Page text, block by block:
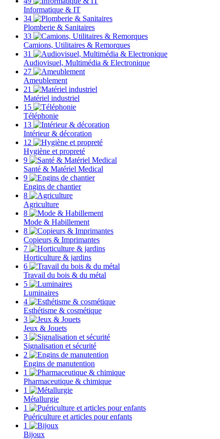
Informatique & IT
34
Plomberie & Sanitaires
33
Camions, Utilitaires & Remorques
31
Audiovisuel, Multimédia & Electronique
27
Ameublement
21
Matériel industriel
15
Téléphonie
13
Intérieur & décoration
12
Hygiène et propreté
9
Santé & Matériel Medical
9
Engins de chantier
8
Agriculture
8
Mode & Habillement
8
Copieurs & Imprimantes
7
Horticulture & jardins
6
Travail du bois & du métal
5
Luminaires
4
Esthétisme & cosmétique
3
Jeux & Jouets
3
Signalisation et sécurité
2
Engins de manutention
1
Pharmaceutique & chimique
1
Métallurgie
1
Puériculture et articles pour enfants
1
Bijoux